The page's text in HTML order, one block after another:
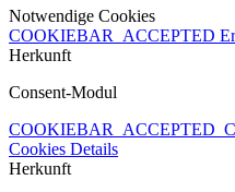
Notwendige Cookies
COOKIEBAR_ACCEPTED
Herkunft
Consent-Modul
Cookies Details
Herkunft